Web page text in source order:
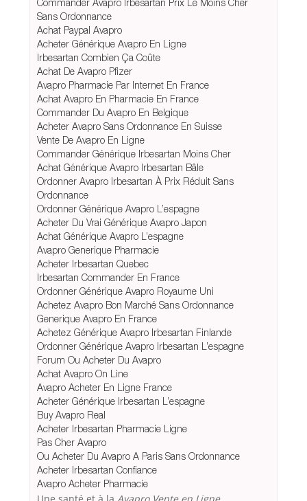
Commander Avapro Irbesartan Prix Le Moins Cher
Sans Ordonnance
Achat Paypal Avapro
Acheter Générique Avapro En Ligne
Irbesartan Combien Ça Coûte
Achat De Avapro Pfizer
Avapro Pharmacie Par Internet En France
Achat Avapro En Pharmacie En France
Commander Du Avapro En Belgique
Acheter Avapro Sans Ordonnance En Suisse
Vente De Avapro En Ligne
Commander Générique Irbesartan Moins Cher
Achat Générique Avapro Irbesartan Bâle
Ordonner Avapro Irbesartan À Prix Réduit Sans
Ordonnance
Ordonner Générique Avapro L’espagne
Acheter Du Vrai Générique Avapro Japon
Achat Générique Avapro L’espagne
Avapro Generique Pharmacie
Acheter Irbesartan Quebec
Irbesartan Commander En France
Ordonner Générique Avapro Royaume Uni
Achetez Avapro Bon Marché Sans Ordonnance
Generique Avapro En France
Achetez Générique Avapro Irbesartan Finlande
Ordonner Générique Avapro Irbesartan L’espagne
Forum Ou Acheter Du Avapro
Achat Avapro On Line
Avapro Acheter En Ligne France
Acheter Générique Irbesartan L’espagne
Buy Avapro Real
Acheter Irbesartan Pharmacie Ligne
Pas Cher Avapro
Ou Acheter Du Avapro A Paris Sans Ordonnance
Acheter Irbesartan Confiance
Avapro Acheter Pharmacie